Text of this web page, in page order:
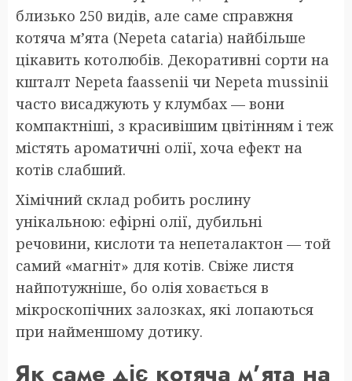
близько 250 видів, але саме справжня
котяча м’ята (Nepeta cataria) найбільше
цікавить котолюбів. Декоративні сорти на
кшталт Nepeta faassenii чи Nepeta mussinii
часто висаджують у клумбах — вони
компактніші, з красивішим цвітінням і теж
містять ароматичні олії, хоча ефект на
котів слабший.
Хімічний склад робить рослину
унікальною: ефірні олії, дубильні
речовини, кислоти та непеталактон — той
самий «магніт» для котів. Свіже листя
найпотужніше, бо олія ховається в
мікроскопічних залозках, які лопаються
при найменшому дотику.
Як саме діє котяча м’ята на